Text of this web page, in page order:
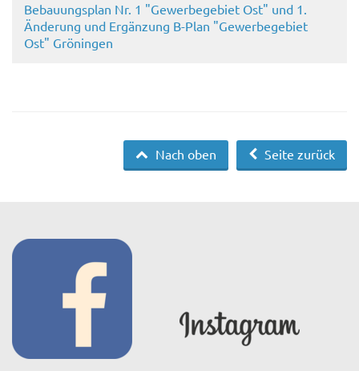
Bebauungsplan Nr. 1 "Gewerbegebiet Ost" und 1.
Änderung und Ergänzung B-Plan "Gewerbegebiet
Ost" Gröningen
Seite zurück
Nach oben